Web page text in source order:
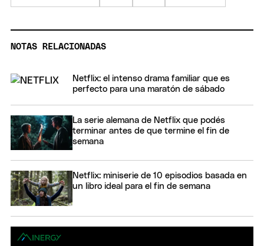
NOTAS RELACIONADAS
Netflix: el intenso drama familiar que es
perfecto para una maratón de sábado
La serie alemana de Netflix que podés
terminar antes de que termine el fin de
semana
Netflix: miniserie de 10 episodios basada en
un libro ideal para el fin de semana